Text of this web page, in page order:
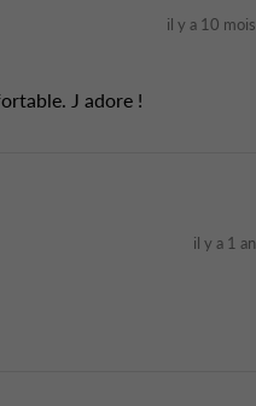
il y a 10 mois
J adore !
il y a 1 an